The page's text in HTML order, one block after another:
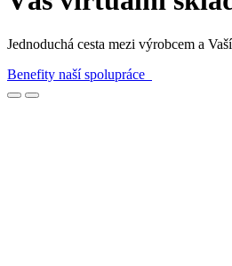
Jednoduchá cesta mezi výrobcem a
Benefity naší spolupráce